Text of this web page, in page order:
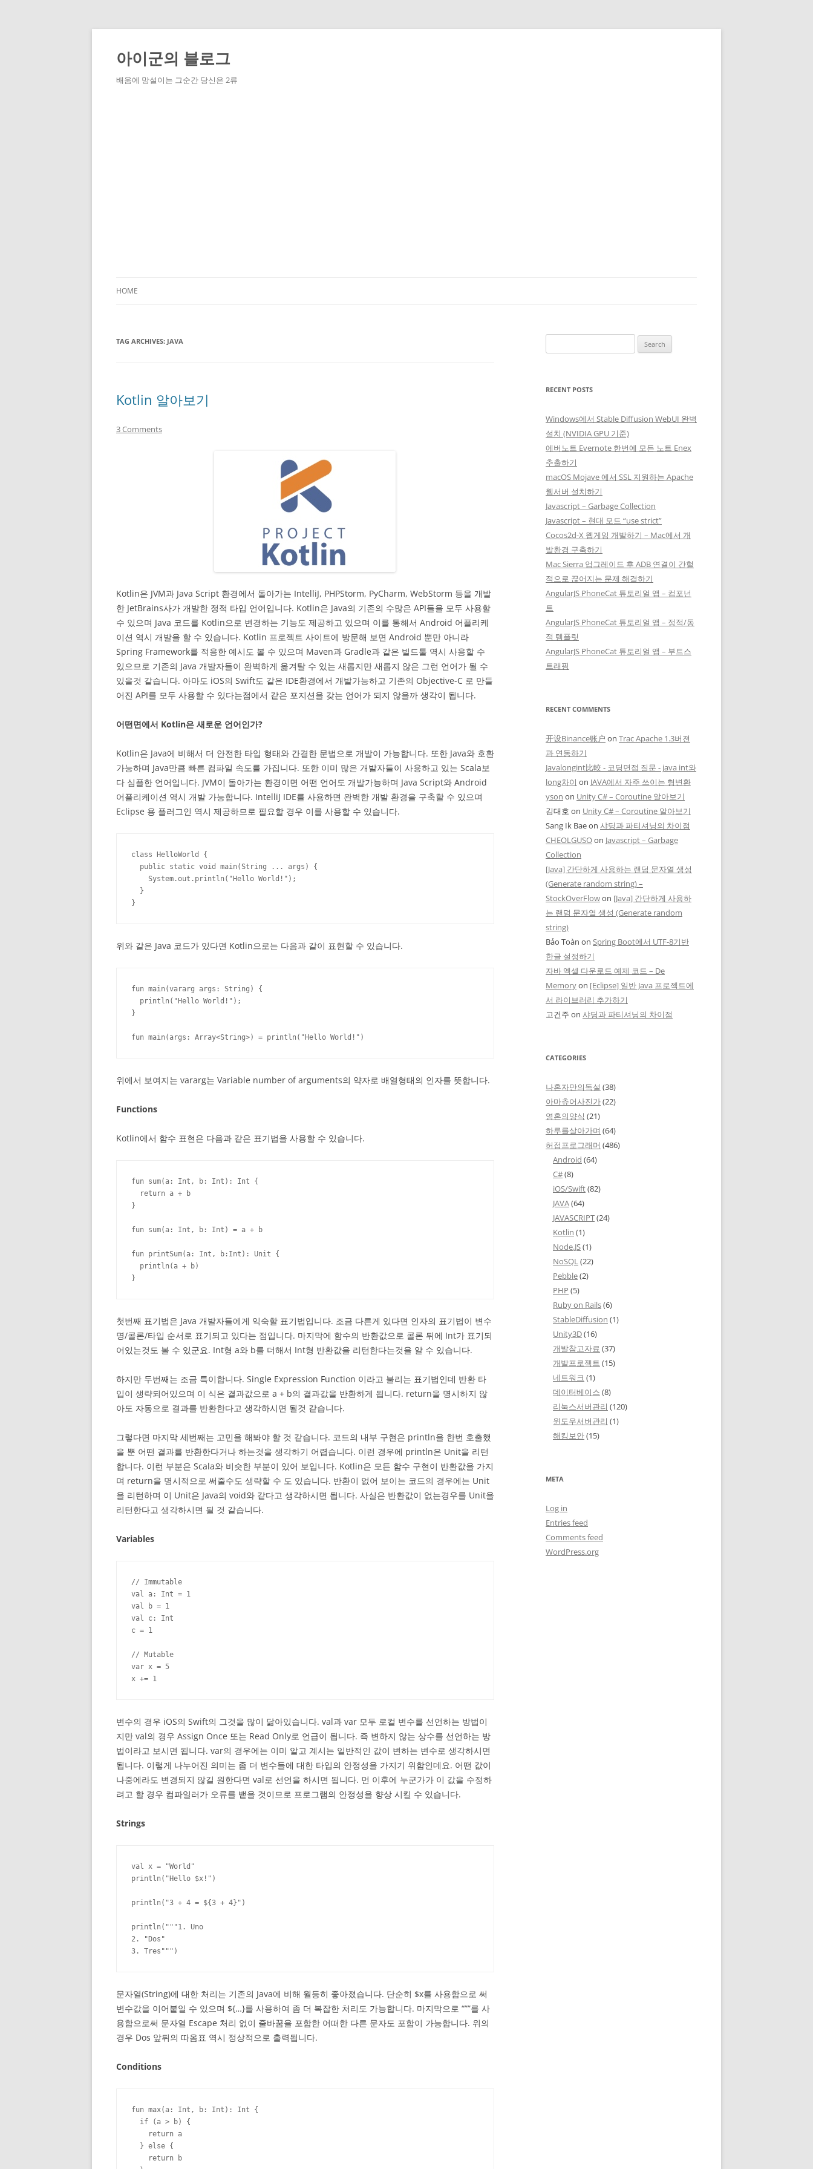
Skip
content
아이군의 블로그
배움에 망설이는 그순간 당신은 2류
HOME
TAG ARCHIVES: JAVA
Kotlin 알아보기
3 Comments
Kotlin은 JVM과 Java Script 환경에서 돌아가는 IntelliJ, PHPStorm, PyCharm, WebStorm 등을 개발
한 JetBrains사가 개발한 정적 타입 언어입니다. Kotlin은 Java의 기존의 수많은 API들을 모두 사용할
수 있으며 Java 코드를 Kotlin으로 변경하는 기능도 제공하고 있으며 이를 통해서 Android 어플리케
이션 역시 개발을 할 수 있습니다. Kotlin 프로젝트 사이트에 방문해 보면 Android 뿐만 아니라
Spring Framework를 적용한 예시도 볼 수 있으며 Maven과 Gradle과 같은 빌드툴 역시 사용할 수
있으므로 기존의 Java 개발자들이 완벽하게 옮겨탈 수 있는 새롭지만 새롭지 않은 그런 언어가 될 수
있을것 같습니다. 아마도 iOS의 Swift도 같은 IDE환경에서 개발가능하고 기존의 Objective-C 로 만들
어진 API를 모두 사용할 수 있다는점에서 같은 포지션을 갖는 언어가 되지 않을까 생각이 됩니다.
어떤면에서 Kotlin은 새로운 언어인가?
Kotlin은 Java에 비해서 더 안전한 타입 형태와 간결한 문법으로 개발이 가능합니다. 또한 Java와 호환
가능하며 Java만큼 빠른 컴파일 속도를 가집니다. 또한 이미 많은 개발자들이 사용하고 있는 Scala보
다 심플한 언어입니다. JVM이 돌아가는 환경이면 어떤 언어도 개발가능하며 Java Script와 Android
어플리케이션 역시 개발 가능합니다. IntelliJ IDE를 사용하면 완벽한 개발 환경을 구축할 수 있으며
Eclipse 용 플러그인 역시 제공하므로 필요할 경우 이를 사용할 수 있습니다.
class HelloWorld {
  public static void main(String ... args) {
    System.out.println("Hello World!");
  }
}
위와 같은 Java 코드가 있다면 Kotlin으로는 다음과 같이 표현할 수 있습니다.
fun main(vararg args: String) {
  println("Hello World!");
}
fun main(args: Array<String>) = println("Hello World!")
위에서 보여지는 vararg는 Variable number of arguments의 약자로 배열형태의 인자를 뜻합니다.
Functions
Kotlin에서 함수 표현은 다음과 같은 표기법을 사용할 수 있습니다.
fun sum(a: Int, b: Int): Int {
  return a + b
}
fun sum(a: Int, b: Int) = a + b
fun printSum(a: Int, b:Int): Unit {
  println(a + b)
}
첫번째 표기법은 Java 개발자들에게 익숙할 표기법입니다. 조금 다른게 있다면 인자의 표기법이 변수
명/콜론/타입 순서로 표기되고 있다는 점입니다. 마지막에 함수의 반환값으로 콜론 뒤에 Int가 표기되
어있는것도 볼 수 있군요. Int형 a와 b를 더해서 Int형 반환값을 리턴한다는것을 알 수 있습니다.
하지만 두번째는 조금 특이합니다. Single Expression Function 이라고 불리는 표기법인데 반환 타
입이 생략되어있으며 이 식은 결과값으로 a + b의 결과값을 반환하게 됩니다. return을 명시하지 않
아도 자동으로 결과를 반환한다고 생각하시면 될것 같습니다.
그렇다면 마지막 세번째는 고민을 해봐야 할 것 같습니다. 코드의 내부 구현은 println을 한번 호출했
을 뿐 어떤 결과를 반환한다거나 하는것을 생각하기 어렵습니다. 이런 경우에 println은 Unit을 리턴
합니다. 이런 부분은 Scala와 비슷한 부분이 있어 보입니다. Kotlin은 모든 함수 구현이 반환값을 가지
며 return을 명시적으로 써줄수도 생략할 수 도 있습니다. 반환이 없어 보이는 코드의 경우에는 Unit
을 리턴하며 이 Unit은 Java의 void와 같다고 생각하시면 됩니다. 사실은 반환값이 없는경우를 Unit을
리턴한다고 생각하시면 될 것 같습니다.
Variables
// Immutable
val a: Int = 1
val b = 1
val c: Int
c = 1
// Mutable
var x = 5
x += 1
변수의 경우 iOS의 Swift의 그것을 많이 닮아있습니다. val과 var 모두 로컬 변수를 선언하는 방법이
지만 val의 경우 Assign Once 또는 Read Only로 언급이 됩니다. 즉 변하지 않는 상수를 선언하는 방
법이라고 보시면 됩니다. var의 경우에는 이미 알고 계시는 일반적인 값이 변하는 변수로 생각하시면
됩니다. 이렇게 나누어진 의미는 좀 더 변수들에 대한 타입의 안정성을 가지기 위함인데요. 어떤 값이
나중에라도 변경되지 않길 원한다면 val로 선언을 하시면 됩니다. 먼 이후에 누군가가 이 값을 수정하
려고 할 경우 컴파일러가 오류를 뱉을 것이므로 프로그램의 안정성을 향상 시킬 수 있습니다.
Strings
val x = "World"
println("Hello $x!")
println("3 + 4 = ${3 + 4}")
println("""1. Uno
2. "Dos"
3. Tres""")
문자열(String)에 대한 처리는 기존의 Java에 비해 월등히 좋아졌습니다. 단순히 $x를 사용함으로 써
변수값을 이어붙일 수 있으며 ${…}를 사용하여 좀 더 복잡한 처리도 가능합니다. 마지막으로 “””를 사
용함으로써 문자열 Escape 처리 없이 줄바꿈을 포함한 어떠한 다른 문자도 포함이 가능합니다. 위의
경우 Dos 앞뒤의 따옴표 역시 정상적으로 출력됩니다.
Conditions
fun max(a: Int, b: Int): Int {
  if (a > b) {
    return a
  } else {
    return b
for:
RECENT POSTS
Windows에서 Stable Diffusion WebUI 완벽
설치 (NVIDIA GPU 기준)
에버노트 Evernote 한번에 모든 노트 Enex
추출하기
macOS Mojave 에서 SSL 지원하는 Apache
웹서버 설치하기
Javascript – Garbage Collection
Javascript – 현대 모드 “use strict”
Cocos2d-X 웹게임 개발하기 – Mac에서 개
발환경 구축하기
Mac Sierra 업그레이드 후 ADB 연결이 간헐
적으로 끊어지는 문제 해결하기
AngularJS PhoneCat 튜토리얼 앱 – 컴포넌
트
AngularJS PhoneCat 튜토리얼 앱 – 정적/동
적 템플릿
AngularJS PhoneCat 튜토리얼 앱 – 부트스
트래핑
RECENT COMMENTS
开设Binance账户 on Trac Apache 1.3버젼
과 연동하기
Javalongint比較 - 코딩면접 질문 - java int와
long차이 on JAVA에서 자주 쓰이는 형변환
yson on Unity C# – Coroutine 알아보기
김대호 on Unity C# – Coroutine 알아보기
Sang Ik Baeon 샤딩과 파티셔닝의 차이점
CHEOLGUSOon Javascript – Garbage
Collection
[Java] 간단하게 사용하는 랜덤 문자열 생성
(Generate random string) –
StockOverFlowon [Java] 간단하게 사용하
는 랜덤 문자열 생성 (Generate random
string)
Bảo Toàn on Spring Boot에서 UTF-8기반
한글 설정하기
자바 엑셀 다운로드 예제 코드 – De
Memoryon [Eclipse] 일반 Java 프로젝트에
서 라이브러리 추가하기
고건주 on 샤딩과 파티셔닝의 차이점
CATEGORIES
나혼자만의독설 (38)
아마츄어사진가(22)
영혼의양식 (21)
하루를살아가며 (64)
허접프로그래머 (486)
Android (64)
C#(8)
iOS/Swift(82)
JAVA(64)
JAVASCRIPT(24)
Kotlin (1)
Node.JS(1)
NoSQL(22)
Pebble(2)
PHP (5)
Ruby on Rails(6)
StableDiffusion (1)
Unity3D(16)
개발참고자료 (37)
개발프로젝트 (15)
네트워크 (1)
데이터베이스 (8)
리눅스서버관리 (120)
윈도우서버관리 (1)
해킹보안(15)
META
Log in
Entries feed
Comments feed
WordPress.org